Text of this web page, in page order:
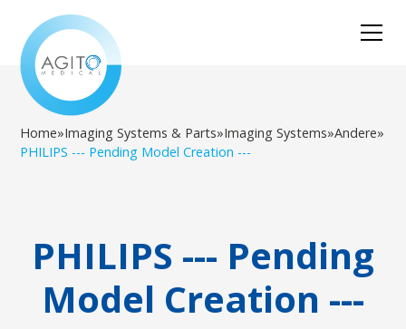
Home»Imaging Systems & Parts»Imaging Systems»Andere»
PHILIPS --- Pending Model Creation ---
PHILIPS --- Pending
Model Creation ---